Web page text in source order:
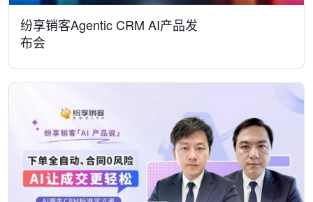
纷享销客Agentic CRM AI产品发
布会